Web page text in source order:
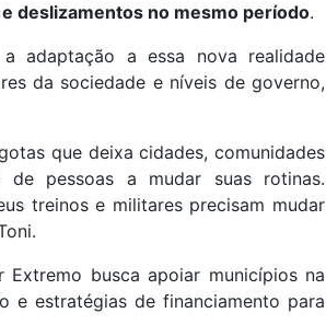
deslizamentos no mesmo período.
adaptação a essa nova realidade
da sociedade e níveis de governo,
que deixa cidades, comunidades
pessoas a mudar suas rotinas.
treinos e militares precisam mudar
busca apoiar municípios na
e estratégias de financiamento para